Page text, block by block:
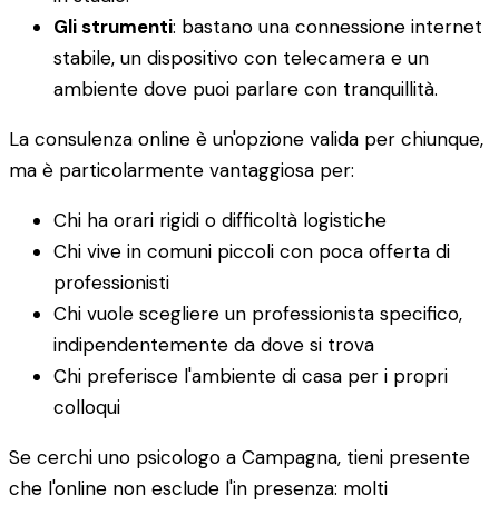
Gli strumenti: bastano una connessione internet
stabile, un dispositivo con telecamera e un
ambiente dove puoi parlare con tranquillità.
La consulenza online è un'opzione valida per chiunque,
ma è particolarmente vantaggiosa per:
Chi ha orari rigidi o difficoltà logistiche
Chi vive in comuni piccoli con poca offerta di
professionisti
Chi vuole scegliere un professionista specifico,
indipendentemente da dove si trova
Chi preferisce l'ambiente di casa per i propri
colloqui
Se cerchi uno psicologo a Campagna, tieni presente
che l'online non esclude l'in presenza: molti